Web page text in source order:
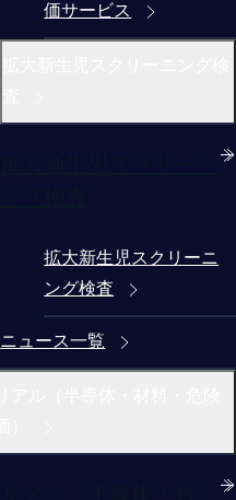
価サービス
拡大新生児スクリーニ
ング検査
ニュース一覧